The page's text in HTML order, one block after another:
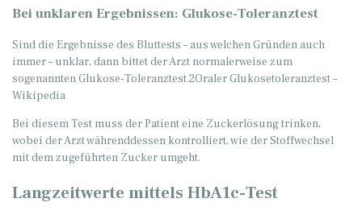
Bei unklaren Ergebnissen: Glukose-Toleranztest
Sind die Ergebnisse des Bluttests – aus welchen Gründen auch
immer – unklar, dann bittet der Arzt normalerweise zum
sogenannten Glukose-Toleranztest.2Oraler Glukosetoleranztest –
Wikipedia
Bei diesem Test muss der Patient eine Zuckerlösung trinken,
wobei der Arzt währenddessen kontrolliert, wie der Stoffwechsel
mit dem zugeführten Zucker umgeht.
Langzeitwerte mittels HbA1c-Test